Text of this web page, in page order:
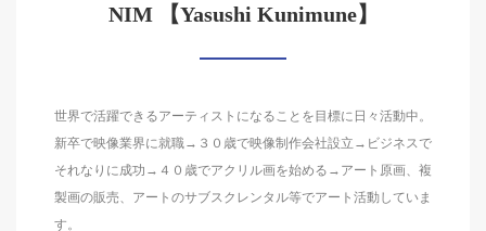
NIM 【Yasushi Kunimune】
世界で活躍できるアーティストになることを目標に日々活動中。
新卒で映像業界に就職→３０歳で映像制作会社設立→ビジネスで
それなりに成功→４０歳でアクリル画を始める→アート原画、複
製画の販売、アートのサブスクレンタル等でアート活動していま
す。